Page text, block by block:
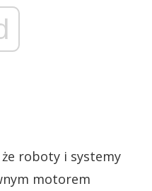
że roboty i systemy
motorem